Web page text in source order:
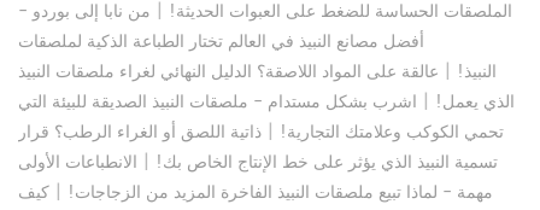
الملصقات الحساسة للضغط على العبوات الحديثة! | من نابا إلى بوردو -
أفضل مصانع النبيذ في العالم تختار الطباعة الذكية لملصقات
النبيذ! | عالقة على المواد اللاصقة؟ الدليل النهائي لغراء ملصقات النبيذ
الذي يعمل! | اشرب بشكل مستدام - ملصقات النبيذ الصديقة للبيئة التي
تحمي الكوكب وعلامتك التجارية! | ذاتية اللصق أو الغراء الرطب؟ قرار
تسمية النبيذ الذي يؤثر على خط الإنتاج الخاص بك! | الانطباعات الأولى
مهمة - لماذا تبيع ملصقات النبيذ الفاخرة المزيد من الزجاجات! | كيف